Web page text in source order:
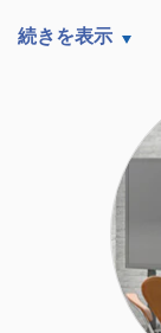
続きを表示